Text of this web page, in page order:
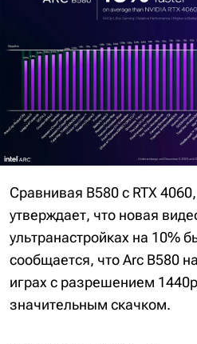
Сравнивая B580 с RTX
утверждает, что новая
ультранастройках на 10%
сообщается, что Arc B580
играх с разрешением
значительным скачком.